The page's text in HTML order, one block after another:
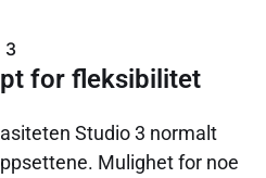
3
for fleksibilitet
Studio 3 normalt
Mulighet for noe